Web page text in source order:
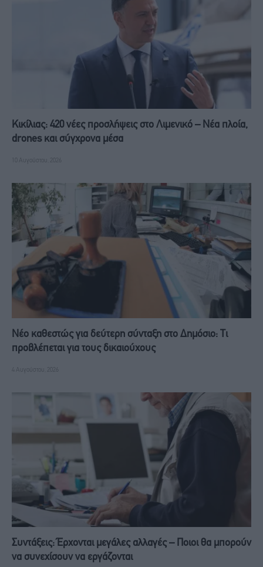
Κικίλιας: 420 νέες προσλήψεις στο Λιμενικό – Νέα πλοία,
drones και σύγχρονα μέσα
10 Αυγούστου, 2026
Νέο καθεστώς για δεύτερη σύνταξη στο Δημόσιο: Τι
προβλέπεται για τους δικαιούχους
4 Αυγούστου, 2026
Συντάξεις: Έρχονται μεγάλες αλλαγές – Ποιοι θα μπορούν
να συνεχίσουν να εργάζονται